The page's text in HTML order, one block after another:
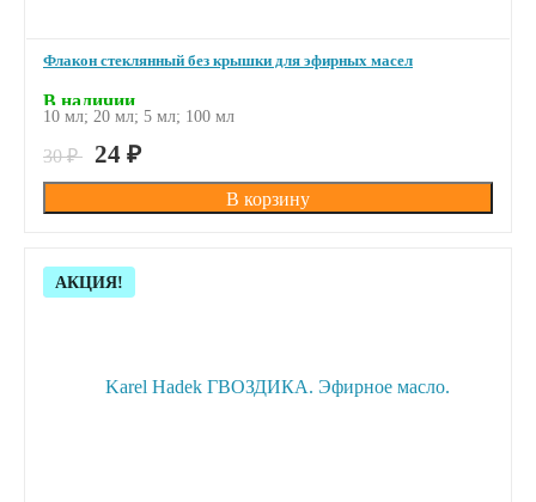
Флакон стеклянный без крышки для эфирных масел
В наличии
10 мл; 20 мл; 5 мл; 100 мл
30₽ 24 ₽
Скидка!
АКЦИЯ!